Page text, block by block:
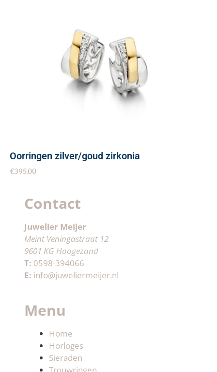
Oorringen zilver/goud zirkonia
€395.00
Contact
Juwelier Meijer
Meint Veningastraat 12
9601 KG Hoogezand
T: 0598-394066
E: info@juweliermeijer.nl
Menu
Home
Horloges
Sieraden